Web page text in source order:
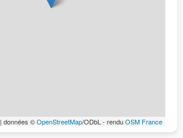
| données ©OpenStreetMap/ODbL - renduOSM France